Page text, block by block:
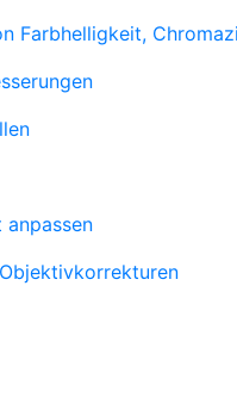
Farbhelligkeit,
anpassen